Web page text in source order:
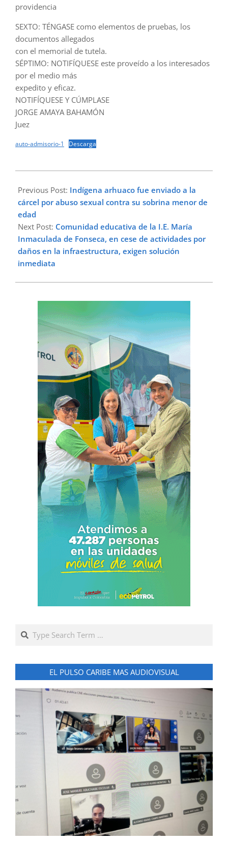
providencia
SEXTO: TÉNGASE como elementos de pruebas, los
documentos allegados
con el memorial de tutela.
SÉPTIMO: NOTIFÍQUESE este proveído a los interesados
por el medio más
expedito y eficaz.
NOTIFÍQUESE Y CÚMPLASE
JORGE AMAYA BAHAMÓN
Juez
auto-admisorio-1 Descarga
05-
08
Previous Post: Indígena arhuaco fue enviado a la
cárcel por abuso sexual contra su sobrina menor de
edad
Next Post: Comunidad educativa de la I.E. María
Inmaculada de Fonseca, en cese de actividades por
daños en la infraestructura, exigen solución
inmediata
Search
EL PULSO CARIBE MAS AUDIOVISUAL